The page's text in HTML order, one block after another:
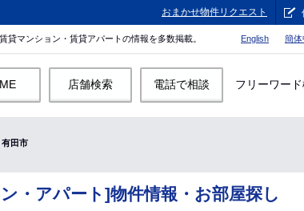
おまかせ物件リクエスト
マンション・賃貸アパートの情報を多数掲載。 English 簡体
店舗検索 電話で相談 フリーワー
有田市
・アパート]物件情報・お部屋探し